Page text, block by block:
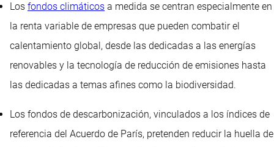
Los fondos climáticos a medida se centran especialmente en
la renta variable de empresas que pueden combatir el
calentamiento global, desde las dedicadas a las energías
renovables y la tecnología de reducción de emisiones hasta
las dedicadas a temas afines como la biodiversidad.
Los fondos de descarbonización, vinculados a los índices de
referencia del Acuerdo de París, pretenden reducir la huella de